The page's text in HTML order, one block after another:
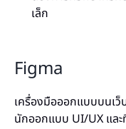
เล็ก
Figma
เครื่องมือออกแบบบนเว็
นักออกแบบ UI/UX แล